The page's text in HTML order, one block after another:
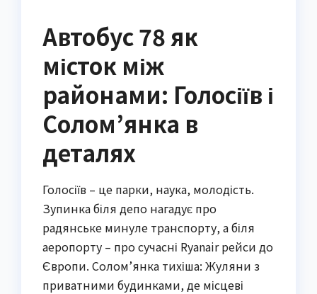
Автобус 78 як
місток між
районами: Голосіїв і
Солом’янка в
деталях
Голосіїв – це парки, наука, молодість.
Зупинка біля депо нагадує про
радянське минуле транспорту, а біля
аеропорту – про сучасні Ryanair рейси до
Європи. Солом’янка тихіша: Жуляни з
приватними будинками, де місцеві